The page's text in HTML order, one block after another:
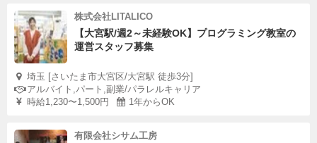
株式会社LITALICO
【大宮駅/週2～未経験OK】プログラミング教室の
運営スタッフ募集
埼玉 [さいたま市大宮区/大宮駅 徒歩3分]
アルバイト,パート,副業/パラレルキャリア
時給1,230〜1,500円
1年からOK
有限会社シサム工房